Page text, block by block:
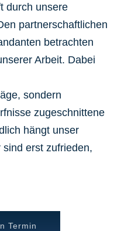
durch unsere
partnerschaftlichen
betrachten
Arbeit. Dabei
sondern
zugeschnittene
hängt unser
erst zufrieden,
Termin